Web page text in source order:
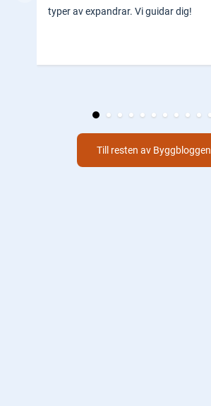
typer av expandrar. Vi guidar dig!
Till resten av Byggbloggen